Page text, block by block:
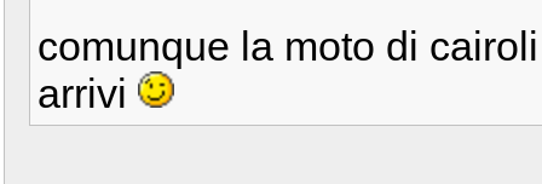
comunque la moto di
arrivi